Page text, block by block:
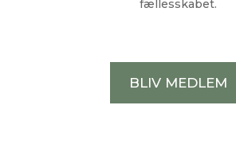
fællesskabet.
BLIV MEDLEM